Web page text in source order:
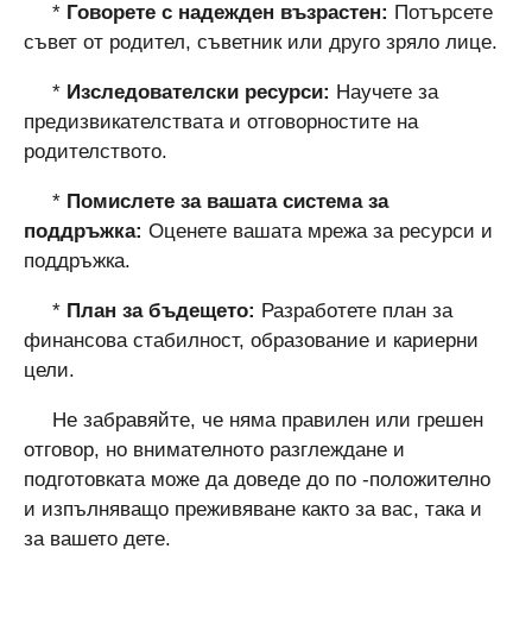
* Говорете с надежден възрастен: Потърсете
съвет от родител, съветник или друго зряло лице.
* Изследователски ресурси: Научете за
предизвикателствата и отговорностите на
родителството.
* Помислете за вашата система за
поддръжка: Оценете вашата мрежа за ресурси и
поддръжка.
* План за бъдещето: Разработете план за
финансова стабилност, образование и кариерни
цели.
Не забравяйте, че няма правилен или грешен
отговор, но внимателното разглеждане и
подготовката може да доведе до по -положително
и изпълняващо преживяване както за вас, така и
за вашето дете.